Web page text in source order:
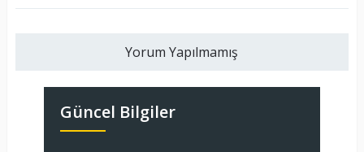
Yorum Yapılmamış
Güncel Bilgiler